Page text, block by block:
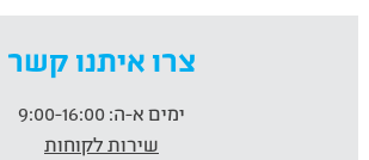
צרו איתנו קשר
ימים א-ה:
שירות לקוחות